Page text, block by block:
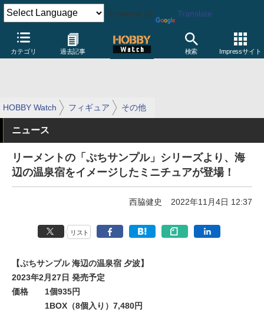
Powered by Translate
カテゴリ 過去記事 検索 Impressサイト
HOBBY Watch フィギュア その他
ニュース
リーメントの「ぷちサンプル」シリーズより、海
辺の温泉宿をイメージしたミニチュアが登場！
西脇健史 2022年11月4日 12:37
リスト
【ぷちサンプル 海辺の温泉宿 夕波】
2023年2月27日 発売予定
価格
1個935円
1BOX（8個入り）7,480円